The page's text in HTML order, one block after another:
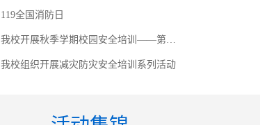
119全国消防日
我校开展秋季学期校园安全培训——第…
我校组织开展减灾防灾安全培训系列活动